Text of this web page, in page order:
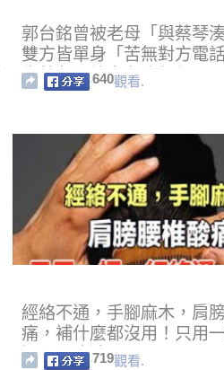
郭台銘曾被老母「與蔡琴
雙方皆單身「苦無對方電
生摯友：終究有緣無份
640觀看.
經絡不通，手腳麻木，肩
痛，補什麼都沒用！只用
通，百病消719觀看.